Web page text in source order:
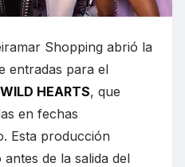
Shopping abrió la
entradas para el
HEARTS, que
en fechas
Esta producción
de la salida del